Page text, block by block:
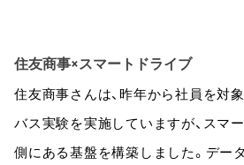
住友商事×スマートドライブ
住友商事さんは、昨年から社員を対
バス実験を実施していますが、スマ
側にある基盤を構築しました。デー